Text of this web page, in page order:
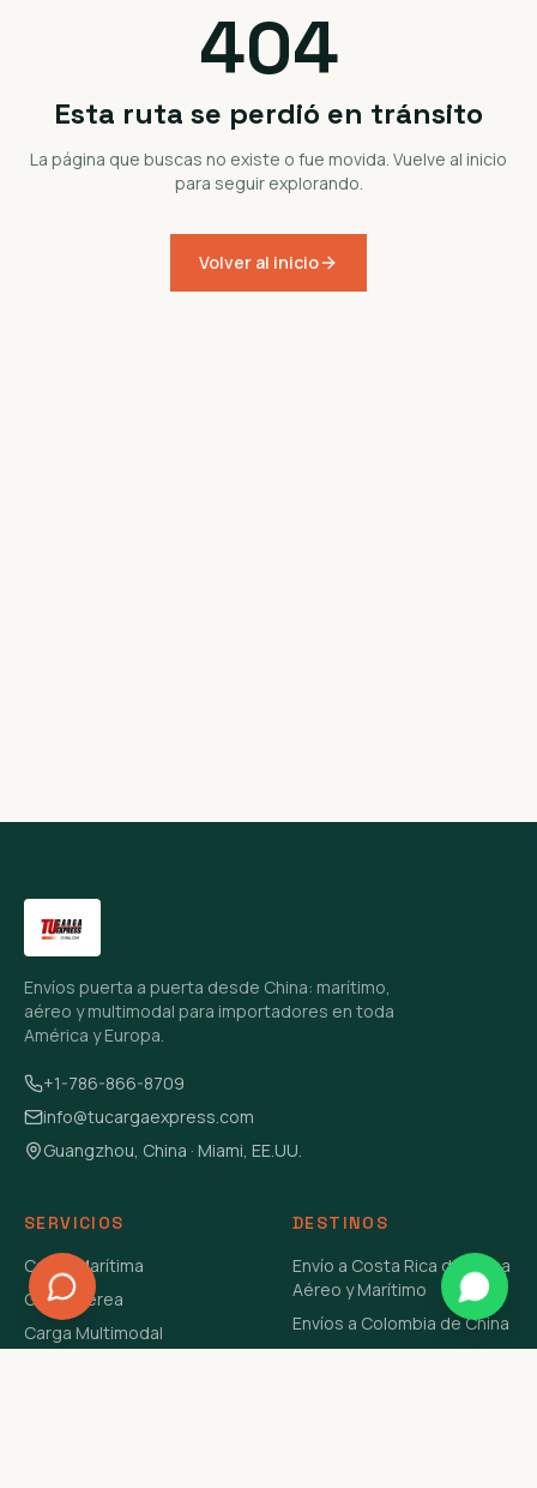
404
Esta ruta se perdió en tránsito
La página que buscas no existe o fue movida. Vuelve al inicio
para seguir explorando.
Volver al inicio
Envíos puerta a puerta desde China: marítimo,
aéreo y multimodal para importadores en toda
América y Europa.
+1-786-866-8709
info@tucargaexpress.com
Guangzhou, China · Miami, EE.UU.
SERVICIOS
Carga Marítima
Carga Aérea
Carga Multimodal
DESTINOS
Envío a Costa Rica de China
Aéreo y Marítimo
Envíos a Colombia de China